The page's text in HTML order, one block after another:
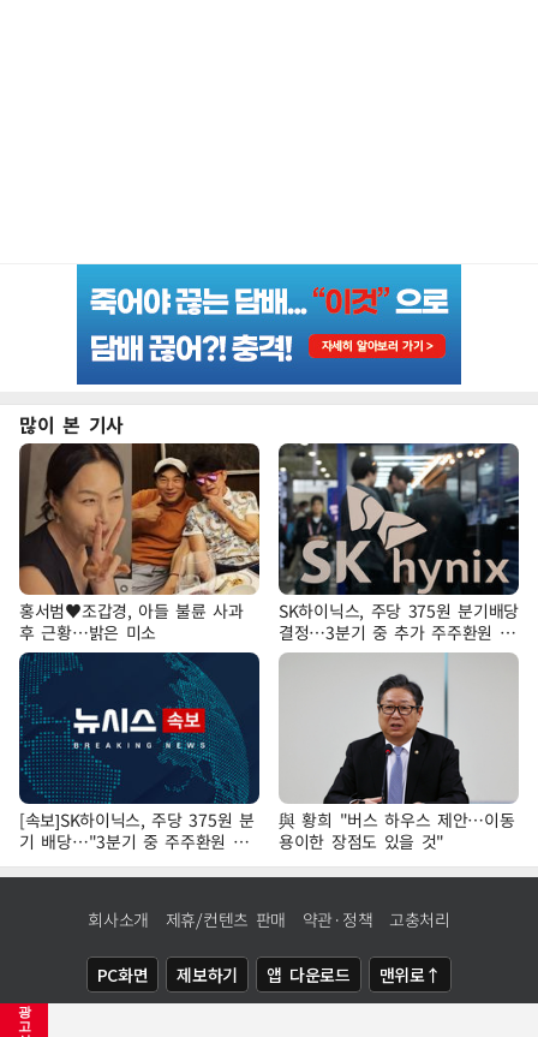
광
고
많이 본 기사
홍서범♥조갑경, 아들 불륜 사과
후 근황…밝은 미소
SK하이닉스, 주당 375원 분기배당
결정…3분기 중 추가 주주환원 발
표
[속보]SK하이닉스, 주당 375원 분
기 배당…"3분기 중 주주환원 방
안 확정"
與 황희 "버스 하우스 제안…이동
용이한 장점도 있을 것"
회사소개 제휴/컨텐츠 판매 약관·정책 고충처리
PC화면 제보하기 앱 다운로드 맨위로↑